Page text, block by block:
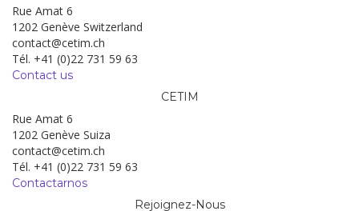
Rue Amat 6
1202 Genève Switzerland
contact@cetim.ch
Tél. +41 (0)22 731 59 63
Contact us
CETIM
Rue Amat 6
1202 Genève Suiza
contact@cetim.ch
Tél. +41 (0)22 731 59 63
Contactarnos
Rejoignez-Nous